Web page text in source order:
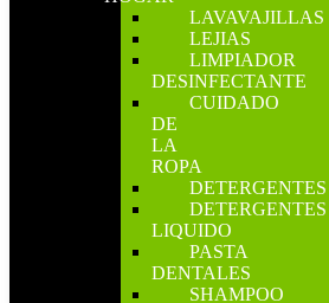
LAVAVAJILLAS
LEJIAS
LIMPIADOR
DESINFECTANTE
CUIDADO
DE
LA
ROPA
DETERGENTES
DETERGENTES
LIQUIDO
PASTA
DENTALES
SHAMPOO